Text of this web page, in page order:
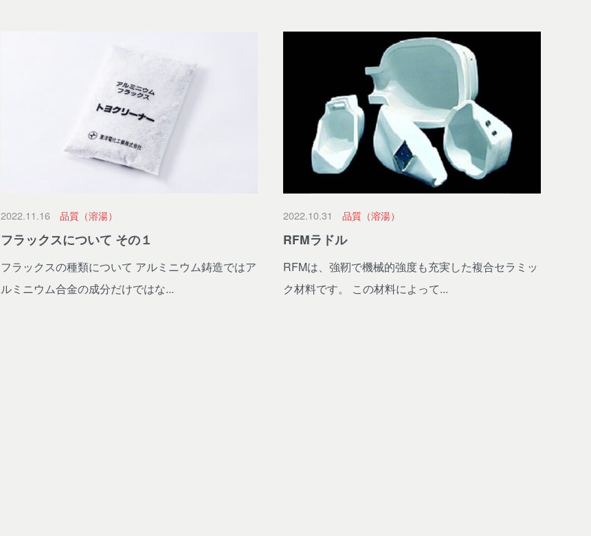
2022.11.16 品質（溶湯）
フラックスについて その１
フラックスの種類について アルミニウム鋳造ではア
ルミニウム合金の成分だけではな...
2022.10.31 品質（溶湯）
RFMラドル
RFMは、強靭で機械的強度も充実した複合セラミッ
ク材料です。 この材料によって...